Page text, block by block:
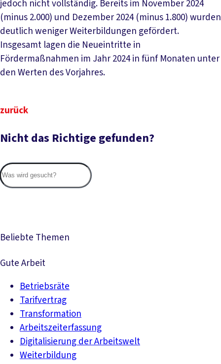
jedoch nicht vollständig. Bereits im November 2024
(minus 2.000) und Dezember 2024 (minus 1.800) wurden
deutlich weniger Weiterbildungen gefördert.
Insgesamt lagen die Neueintritte in
Fördermaßnahmen im Jahr 2024 in fünf Monaten unter
den Werten des Vorjahres.
zurück
Nicht das Richtige gefunden?
Beliebte Themen
Gute Arbeit
Betriebsräte
Tarifvertrag
Transformation
Arbeitszeiterfassung
Digitalisierung der Arbeitswelt
Weiterbildung